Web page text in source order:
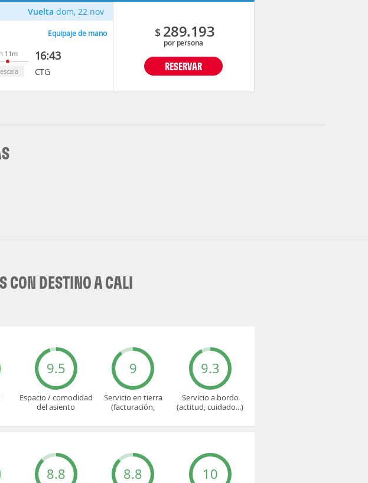
Vuelta dom, 22 nov
Equipaje de mano
11m
16:43
CTG
$ 289.193
por persona
RESERVAR
CON DESTINO A CALI
9.5
Espacio / comodidad
del asiento
9
Servicio en tierra
(facturación,
9.3
Servicio a bordo
(actitud, cuidado...)
8.8 8.8 10